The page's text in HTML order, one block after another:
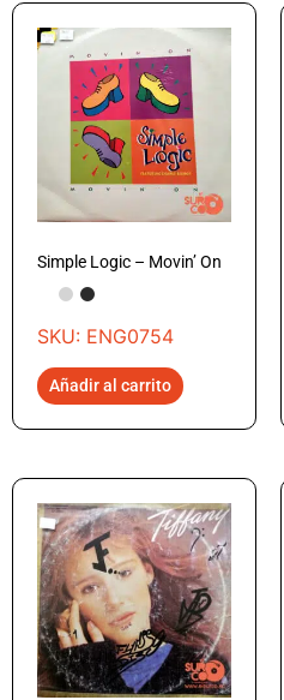
Simple Logic – Movin’ On
SKU: ENG0754
Añadir al carrito